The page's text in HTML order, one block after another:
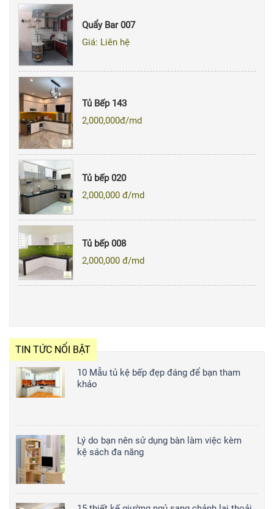
Quẩy Bar 007
Giá: Liên hệ
Tủ Bếp 143
2,000,000đ/md
Tủ bếp 020
2,000,000đ/md
Tủ bếp 008
2,000,000đ/md
TIN TỨC NỔI BẬT
10 Mẫu tủ kệ bếp đẹp đáng để bạn tham
khảo
Lý do bạn nên sử dụng bàn làm việc kèm
kệ sách đa năng